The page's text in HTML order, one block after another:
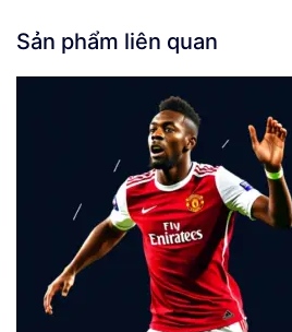
Sản phẩm liên quan